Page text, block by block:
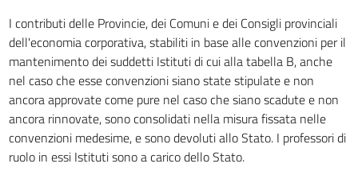
I contributi delle Provincie, dei Comuni e dei Consigli provinciali
dell'economia corporativa, stabiliti in base alle convenzioni per il
mantenimento dei suddetti Istituti di cui alla tabella B, anche
nel caso che esse convenzioni siano state stipulate e non
ancora approvate come pure nel caso che siano scadute e non
ancora rinnovate, sono consolidati nella misura fissata nelle
convenzioni medesime, e sono devoluti allo Stato. I professori di
ruolo in essi Istituti sono a carico dello Stato.